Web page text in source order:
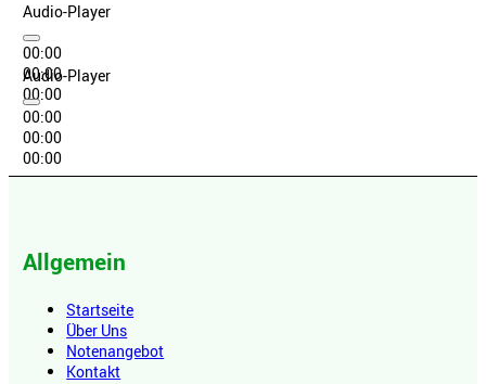
Audio-Player
00:00
00:00
00:00
Audio-Player
00:00
00:00
00:00
Allgemein
Startseite
Über Uns
Notenangebot
Kontakt